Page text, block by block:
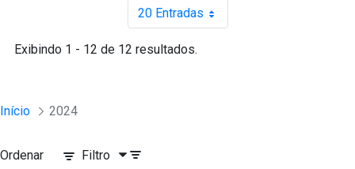
20 EntradasPor página
Exibindo 1 - 12 de 12 resultados.
Início 2024
Ordenar Filtro